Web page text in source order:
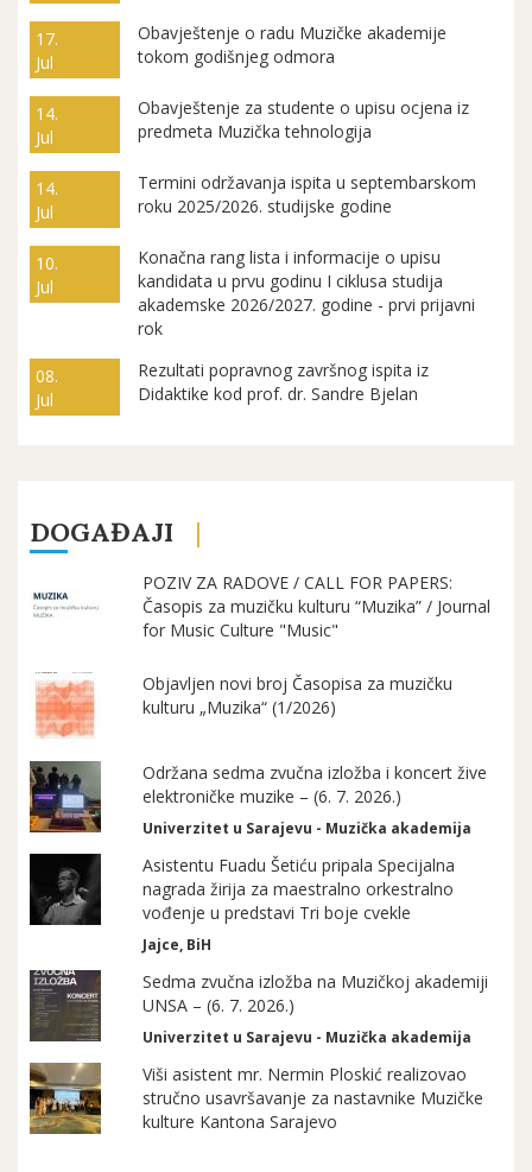
17.
Jul
Obavještenje o radu Muzičke akademije
tokom godišnjeg odmora
14.
Jul
Obavještenje za studente o upisu ocjena iz
predmeta Muzička tehnologija
14.
Jul
Termini održavanja ispita u septembarskom
roku 2025/2026. studijske godine
10.
Jul
Konačna rang lista i informacije o upisu
kandidata u prvu godinu I ciklusa studija
akademske 2026/2027. godine - prvi prijavni
rok
08.
Jul
Rezultati popravnog završnog ispita iz
Didaktike kod prof. dr. Sandre Bjelan
DOGAĐAJI
POZIV ZA RADOVE / CALL FOR PAPERS:
Časopis za muzičku kulturu “Muzika” / Journal
for Music Culture "Music"
Objavljen novi broj Časopisa za muzičku
kulturu „Muzika“ (1/2026)
Održana sedma zvučna izložba i koncert žive
elektroničke muzike – (6. 7. 2026.)
Univerzitet u Sarajevu - Muzička akademija
Asistentu Fuadu Šetiću pripala Specijalna
nagrada žirija za maestralno orkestralno
vođenje u predstavi Tri boje cvekle
Jajce, BiH
Sedma zvučna izložba na Muzičkoj akademiji
UNSA – (6. 7. 2026.)
Univerzitet u Sarajevu - Muzička akademija
Viši asistent mr. Nermin Ploskić realizovao
stručno usavršavanje za nastavnike Muzičke
kulture Kantona Sarajevo